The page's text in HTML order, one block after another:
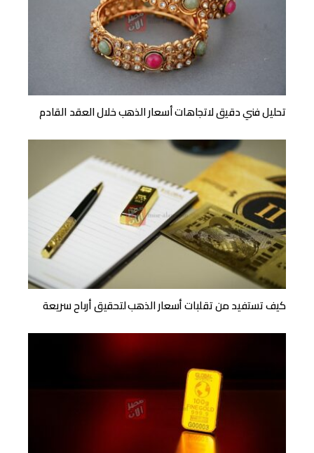
تحليل فني دقيق لاتجاهات أسعار الذهب خلال العقد القادم
كيف تستفيد من تقلبات أسعار الذهب لتحقيق أرباح سريعة